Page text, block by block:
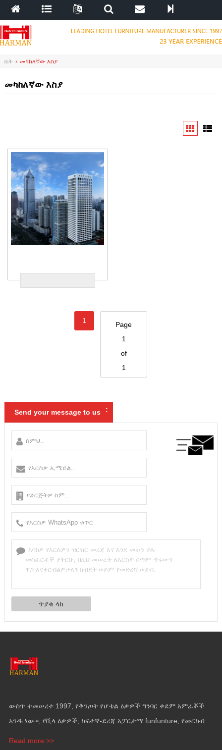
ቤት › መካከለኛው እስያ
መካከለኛው እስያ
1
Page
1
of
1
Send your message to us :
ውስጥ ተመሠረተ 1997, የቅንጦት የሆቴል ዕቃዎች ግንባር ቀደም አምራቾች
አንዱ ነው።, የቪላ ዕቃዎች, ከፍተኛ-ደረጃ አፓርታማ funfunture, የመርከብ
Read more >>